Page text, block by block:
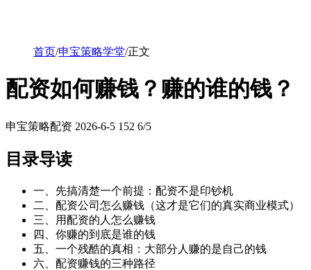
首页/申宝策略学堂/正文
配资如何赚钱？赚的谁的钱？
申宝策略配资 2026-6-5 152 6/5
目录导读
一、先搞清楚一个前提：配资不是印钞机
二、配资公司怎么赚钱（这才是它们的真实商业模式）
三、用配资的人怎么赚钱
四、你赚的到底是谁的钱
五、一个残酷的真相：大部分人赚的是自己的钱
六、配资赚钱的三种路径